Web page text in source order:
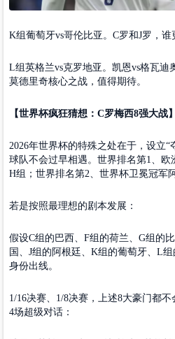
K组葡萄牙vs哥伦比亚。C罗和J罗，谁
L组英格兰vs克罗地亚。凯恩vs格瓦迪
莫德里奇核心之战，值得期待。
【世界杯疯狂猜想：C罗梅西8强大战】
2026年世界杯的特殊之处在于，设立
球队不会过早相遇。世界排名第1、
H组；世界排名第2、世界杯卫冕冠军
若是按照最理想的剧本发展：
假设C组的巴西、F组的荷兰、G组的
国、J组的阿根廷、K组的葡萄牙、L
身份出线。
1/16决赛、1/8决赛，上述8大豪门都
4场超级对话：